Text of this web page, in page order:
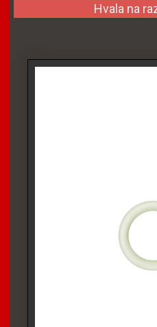
Hvala na